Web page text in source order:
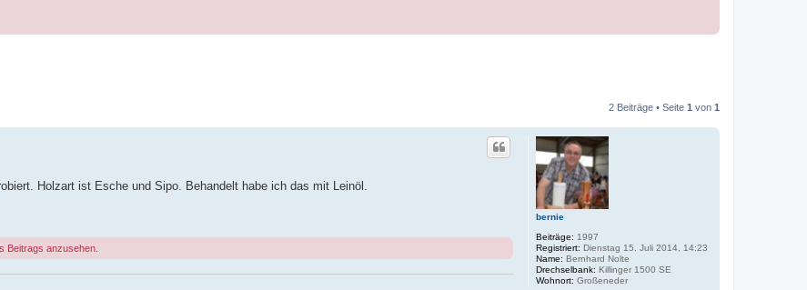
2 Beiträge • Seite 1 von 1
bernie
Beiträge: 1997
Registriert: Dienstag 15. Juli 2014, 14:23
Name: Bernhard Nolte
Drechselbank: Killinger 1500 SE
Wohnort: Großeneder
Holzart ist Esche und Sipo. Behandelt habe ich das mit Leinöl.
Beitrags anzusehen.